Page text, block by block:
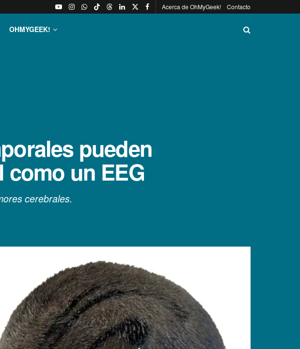
Acerca de OhMyGeek! Contacto
OHMYGEEK!
pueden
un EEG
cerebrales.